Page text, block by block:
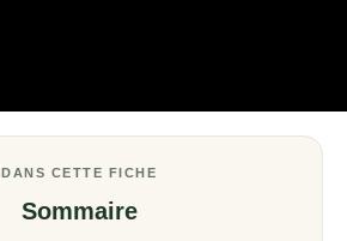
DANS CETTE FICHE
Sommaire